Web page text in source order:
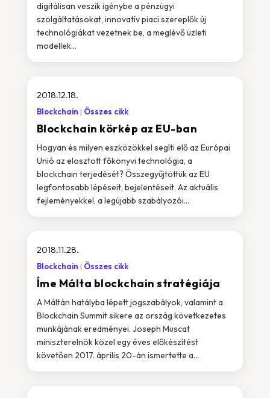
digitálisan veszik igénybe a pénzügyi
szolgáltatásokat, innovatív piaci szereplők új
technológiákat vezetnek be, a meglévő üzleti
modellek...
Blockchain körkép az EU-ban
2018.12.18.
Blockchain Összes cikk
Hogyan és milyen eszközökkel segíti elő az Európai
Unió az elosztott főkönyvi technológia, a
blockchain terjedését? Összegyűjtöttük az EU
legfontosabb lépéseit, bejelentéseit. Az aktuális
fejleményekkel, a legújabb szabályozói...
Íme Málta blockchain stratégiája
2018.11.28.
Blockchain Összes cikk
A Máltán hatályba lépett jogszabályok, valamint a
Blockchain Summit sikere az ország következetes
munkájának eredményei. Joseph Muscat
miniszterelnök közel egy éves előkészítést
követően 2017. április 20-án ismertette a...